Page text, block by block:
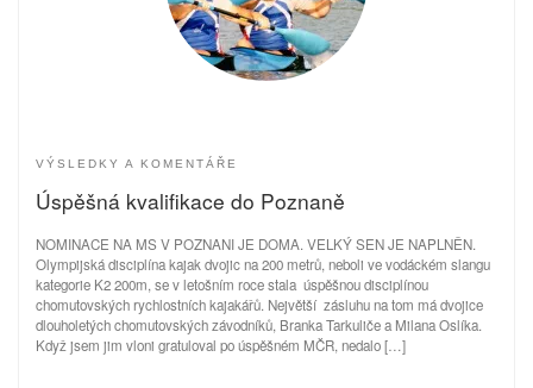
VÝSLEDKY A KOMENTÁŘE
Úspěšná kvalifikace do Poznaně
NOMINACE NA MS V POZNANI JE DOMA. VELKÝ SEN JE NAPLNĚN.
Olympijská disciplína kajak dvojic na 200 metrů, neboli ve vodáckém slangu
kategorie K2 200m, se v letošním roce stala úspěšnou disciplínou
chomutovských rychlostních kajakářů. Největší zásluhu na tom má dvojice
dlouholetých chomutovských závodníků, Branka Tarkuliče a Milana Oslíka.
Když jsem jim vloni gratuloval po úspěšném MČR, nedalo […]